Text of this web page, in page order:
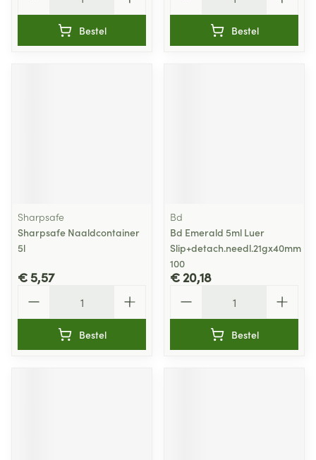
Bestel Bestel
Sharpsafe
Sharpsafe Naaldcontainer
5l
€ 5,57
Bestel
Bd
Bd Emerald 5ml Luer
Slip+detach.needl.21gx40mm
100
€ 20,18
Bestel